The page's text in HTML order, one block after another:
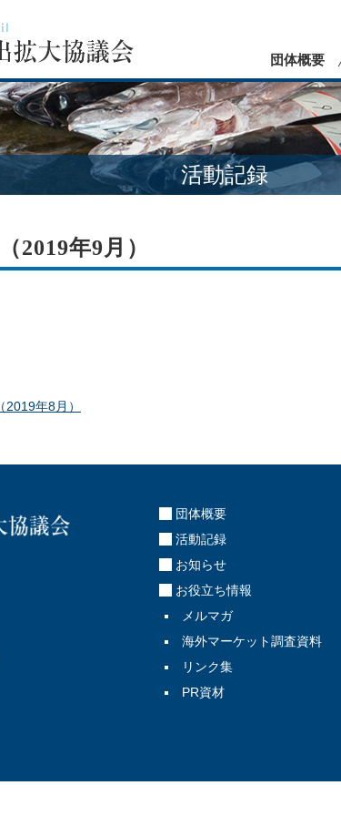
団体概要
活動記録
2019年9月）
年8月）
団体概要
活動記録
お知らせ
お役立ち情報
メルマガ
海外マーケット調査資料
リンク集
PR資材